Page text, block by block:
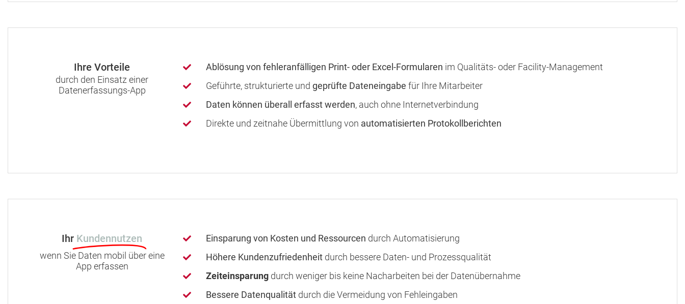
Ihre Vorteile
durch den Einsatz einer
Datenerfassungs-App
Ablösung von fehleranfälligen Print- oder Excel-Formularen im Qualitäts- oder Facility-Management
Geführte, strukturierte undgeprüfte Dateneingabe für Ihre Mitarbeiter
Daten können überall erfasst werden, auch ohne Internetverbindung
Direkte und zeitnahe Übermittlung von automatisierten Protokollberichten
Ihr Kundennutzen
wenn Sie Daten mobil über eine
App erfassen
Einsparung von Kosten und Ressourcen durch Automatisierung
Höhere Kundenzufriedenheit durch bessere Daten- und Prozessqualität
Zeiteinsparung durch weniger bis keine Nacharbeiten bei der Datenübernahme
Bessere Datenqualität durch die Vermeidung von Fehleingaben